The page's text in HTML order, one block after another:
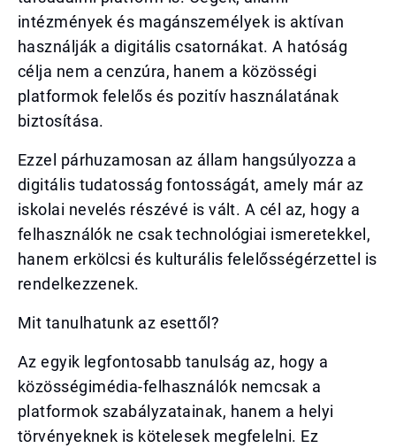
intézmények és magánszemélyek is aktívan
használják a digitális csatornákat. A hatóság
célja nem a cenzúra, hanem a közösségi
platformok felelős és pozitív használatának
biztosítása.
Ezzel párhuzamosan az állam hangsúlyozza a
digitális tudatosság fontosságát, amely már az
iskolai nevelés részévé is vált. A cél az, hogy a
felhasználók ne csak technológiai ismeretekkel,
hanem erkölcsi és kulturális felelősségérzettel is
rendelkezzenek.
Mit tanulhatunk az esettől?
Az egyik legfontosabb tanulság az, hogy a
közösségimédia-felhasználók nemcsak a
platformok szabályzatainak, hanem a helyi
törvényeknek is kötelesek megfelelni. Ez